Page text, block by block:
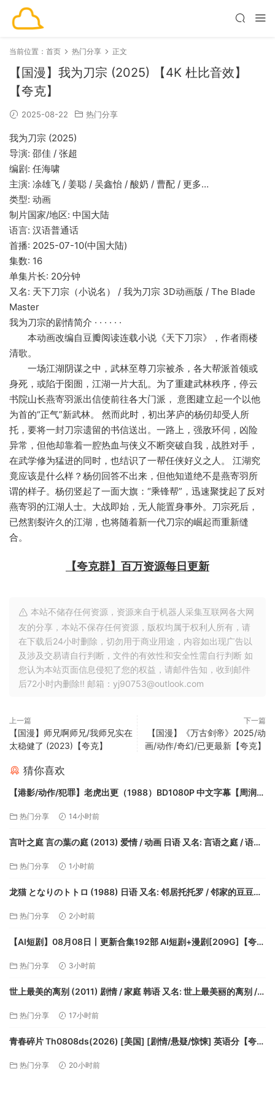
当前位置： 首页 热门分享 正文
【国漫】我为刀宗 (2025) 【4K 杜比音效】
【夸克】
2025-08-22 热门分享
我为刀宗 (2025)
导演: 邵佳 / 张超
编剧: 任海啸
主演: 凃雄飞 / 姜聪 / 吴鑫怡 / 酸奶 / 曹配 / 更多…
类型: 动画
制片国家/地区: 中国大陆
语言: 汉语普通话
首播: 2025-07-10(中国大陆)
集数: 16
单集片长: 20分钟
又名: 天下刀宗（小说名） / 我为刀宗 3D动画版 / The Blade
Master
我为刀宗的剧情简介 · · · · · ·
本动画改编自豆瓣阅读连载小说《天下刀宗》，作者雨楼
清歌。
一场江湖阴谋之中，武林至尊刀宗被杀，各大帮派首领或
身死，或陷于囹圄，江湖一片大乱。为了重建武林秩序，停云
书院山长燕寄羽派出信使前往各大门派， 意图建立起一个以他
为首的“正气”新武林。 然而此时，初出茅庐的杨仞却受人所
托，要将一封刀宗遗留的书信送出。一路上，强敌环伺，凶险
异常，但他却靠着一腔热血与侠义不断突破自我，战胜对手，
在武学修为猛进的同时，也结识了一帮任侠好义之人。 江湖究
竟应该是什么样？杨仞回答不出来，但他知道绝不是燕寄羽所
谓的样子。杨仞竖起了一面大旗：“乘锋帮”，迅速聚拢起了反对
燕寄羽的江湖人士。大战即始，无人能置身事外。刀宗死后，
已然割裂许久的江湖，也将随着新一代刀宗的崛起而重新缝
合。
【夸克群】百万资源每日更新
本站不储存任何资源，资源来自于机器人采集互联网各大网
友的分享，本站不保存任何资源，版权均属于权利人所有，请
在下载后24小时删除，切勿用于商业用途，内容如出现广告以
及涉及交易请自行判断，文件的有效性和安全性需自行判断 如
您认为本站页面信息侵犯了您的权益，请邮件告知，收到邮件
后72小时内删除!! 邮箱：yj90753@outlook.com
上一篇
【国漫】师兄啊师兄/我师兄实在
太稳健了 (2023)【夸克】
下一篇
【国漫】《万古剑帝》2025/动
画/动作/奇幻/已更最新【夸克】
猜你喜欢
【港影/动作/犯罪】老虎出更（1988）BD1080P 中文字幕【周润
热门分享 14小时前
言叶之庭 言の葉の庭 (2013) 爱情 / 动画 日语 又名: 言语之庭 / 语言
热门分享 1小时前
龙猫 となりのトトロ (1988) 日语 又名: 邻居托托罗 / 邻家的豆豆龙
热门分享 2小时前
【AI短剧】08月08日丨更新合集192部 AI短剧+漫剧[209G]【夸
热门分享 3小时前
世上最美的离别 (2011) 剧情 / 家庭 韩语 又名: 世上最美丽的离别 /
热门分享 17小时前
青春碎片 Th0808ds(2026) [美国] [剧情/悬疑/惊悚] 英语分【夸
热门分享 20小时前